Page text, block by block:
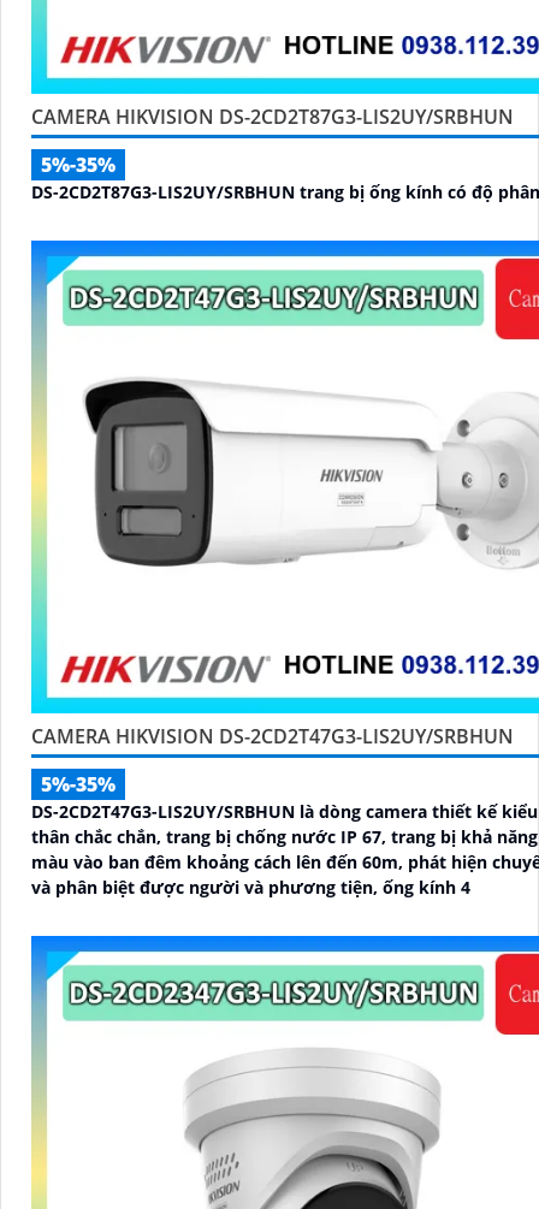
CAMERA HIKVISION DS-2CD2T87G3-LIS2UY/SRBHUN
5%-35%
DS-2CD2T87G3-LIS2UY/SRBHUN trang bị ống kính có độ
CAMERA HIKVISION DS-2CD2T47G3-LIS2UY/SRBHUN
5%-35%
DS-2CD2T47G3-LIS2UY/SRBHUN là dòng camera thiết kế
thân chắc chắn, trang bị chống nước IP 67, trang bị khả năng nhìn có
màu vào ban đêm khoảng cách lên đến 60m, phát hiện
và phân biệt được người và phương tiện, ống kính 4